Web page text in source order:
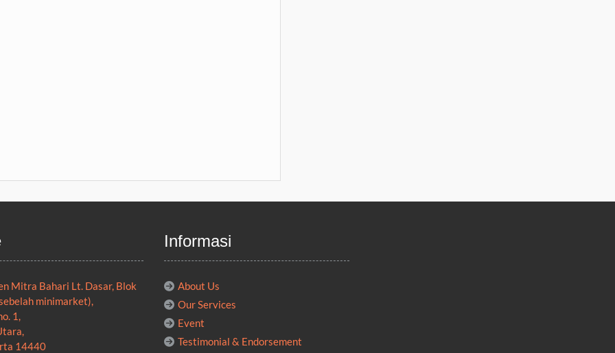
Mitra Bahari Lt. Dasar, Blok
minimarket),
1,
14440
Informasi
About Us
Our Services
Event
Testimonial & Endorsement